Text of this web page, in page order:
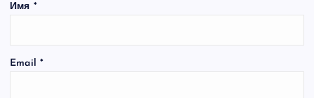
Имя *
Email *